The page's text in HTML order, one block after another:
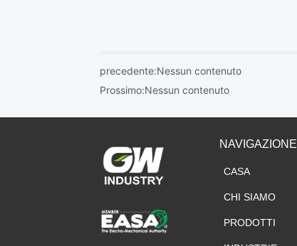
precedente:Nessun contenuto
Prossimo:Nessun contenuto
NAVIGAZIONE
CASA
CHI SIAMO
PRODOTTI